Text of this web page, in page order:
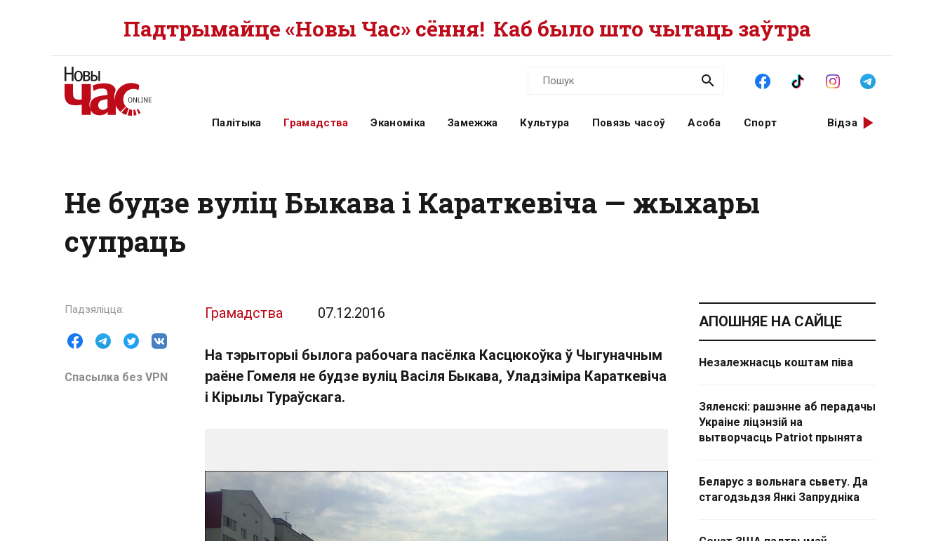
Падтрымайце «Новы Час» сёння! Каб было што чытаць заўтра
Палітыка Грамадства Эканоміка Замежжа Культура Повязь часоў Асоба Спорт Відэа
Не будзе вуліц Быкава і Караткевіча — жыхары
супраць
Спасылка без VPN
Грамадства 07.12.2016
На тэрыторыі былога рабочага пасёлка Касцюкоўка ў Чыгуначным
раёне Гомеля не будзе вуліц Васіля Быкава, Уладзіміра Караткевіча
і Кірылы Тураўскага.
АПОШНЯЕ НА САЙЦЕ
Незалежнасць коштам піва
Зяленскі: рашэнне аб перадачы
Украіне ліцэнзій на
вытворчасць Patriot прынята
Беларус з вольнага сьвету. Да
стагодзьдзя Янкі Запрудніка